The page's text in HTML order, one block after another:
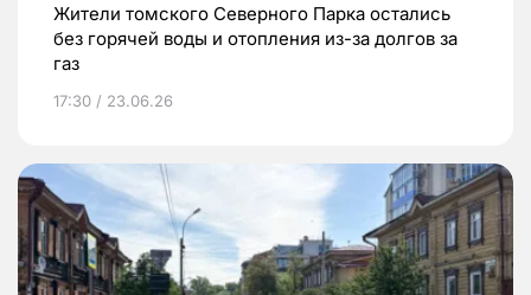
Жители томского Северного Парка остались
без горячей воды и отопления из-за долгов за
газ
17:30 / 23.06.26